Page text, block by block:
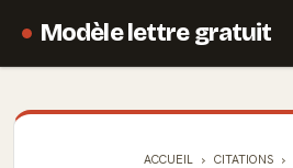
Modèle lettre gratuit
ACCUEIL CITATIONS